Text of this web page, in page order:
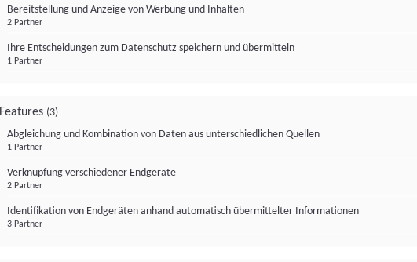
Bereitstellung und Anzeige von Werbung und Inhalten
2 Partner
Ihre Entscheidungen zum Datenschutz speichern und übermitteln
1 Partner
Features (3)
Abgleichung und Kombination von Daten aus unterschiedlichen Quellen
1 Partner
Verknüpfung verschiedener Endgeräte
2 Partner
Identifikation von Endgeräten anhand automatisch übermittelter Informationen
3 Partner